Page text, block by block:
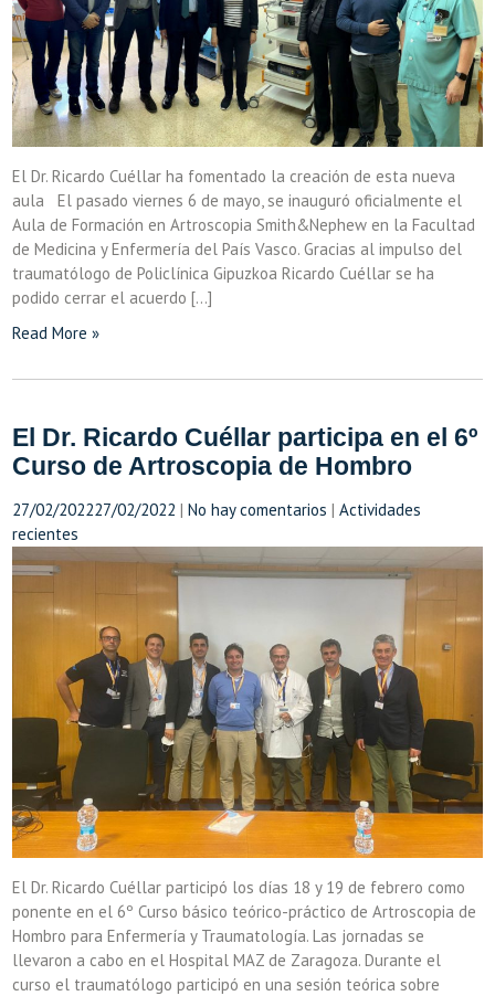
El Dr. Ricardo Cuéllar ha fomentado la creación de esta nueva
aula El pasado viernes 6 de mayo, se inauguró oficialmente el
Aula de Formación en Artroscopia Smith&Nephew en la Facultad
de Medicina y Enfermería del País Vasco. Gracias al impulso del
traumatólogo de Policlínica Gipuzkoa Ricardo Cuéllar se ha
podido cerrar el acuerdo […]
Read More »
El Dr. Ricardo Cuéllar participa en el 6º
Curso de Artroscopia de Hombro
27/02/202227/02/2022 |No hay comentarios |Actividades
recientes
El Dr. Ricardo Cuéllar participó los días 18 y 19 de febrero como
ponente en el 6º Curso básico teórico-práctico de Artroscopia de
Hombro para Enfermería y Traumatología. Las jornadas se
llevaron a cabo en el Hospital MAZ de Zaragoza. Durante el
curso el traumatólogo participó en una sesión teórica sobre